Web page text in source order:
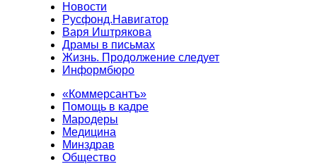
Новости
Русфонд.Навигатор
Варя Иштрякова
Драмы в письмах
Жизнь. Продолжение следует
Информбюро
«Коммерсантъ»
Помощь в кадре
Мародеры
Медицина
Минздрав
Общество